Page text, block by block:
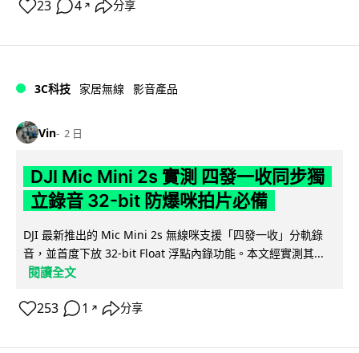
23 4 ↗ 分享
3C科技 家居無線 影音產品
Vin 2 日
DJI Mic Mini 2s 實測 四發一收同步獨
立錄音 32-bit 防爆咪拍片必備
DJI 最新推出的 Mic Mini 2s 無線咪支援「四發一收」分軌錄
音，並首度下放 32-bit Float 浮點內錄功能。本文經實測其...
閱讀全文
253 1 ↗ 分享